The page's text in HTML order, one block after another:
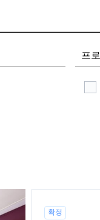
프
확정